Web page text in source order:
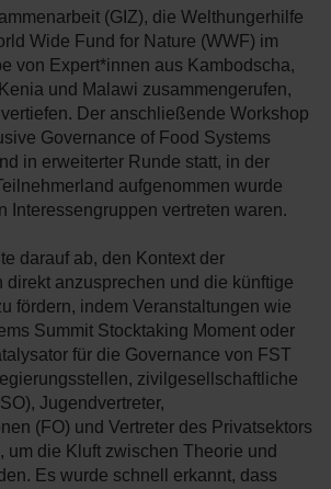
(GIZ), die Welthungerhilfe
Wide Fund for Nature (WWF) im
von Expert*innen aus Kambodscha,
und Malawi zusammengerufen,
Der anschließende Workshop
Governance of Food Systems
in erweiterter Runde statt, in der
aufgenommen wurde
Interessengruppen vertreten waren.
darauf ab, den Kontext der
direkt anzusprechen und die künftige
fördern, indem Veranstaltungen wie
Summit Stocktaking Moment oder
für die Governance von FST
zivilgesellschaftliche
Jugendvertreter,
(FO) und Vertreter des Privatsektors
um die Kluft zwischen Theorie und
Es wurde schnell erkannt, dass